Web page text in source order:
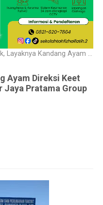
Ayam Direksi Keet Proyek Rp 17,6 M PT. Amar Jaya Pratama Group Disorot
Ayam Direksi Keet
Jaya Pratama Group